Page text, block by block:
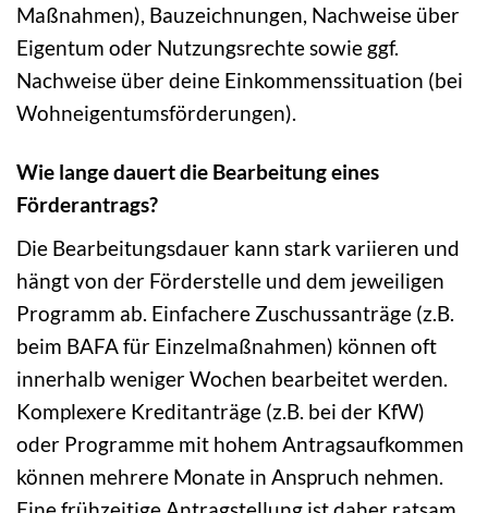
Maßnahmen), Bauzeichnungen, Nachweise über
Eigentum oder Nutzungsrechte sowie ggf.
Nachweise über deine Einkommenssituation (bei
Wohneigentumsförderungen).
Wie lange dauert die Bearbeitung eines
Förderantrags?
Die Bearbeitungsdauer kann stark variieren und
hängt von der Förderstelle und dem jeweiligen
Programm ab. Einfachere Zuschussanträge (z.B.
beim BAFA für Einzelmaßnahmen) können oft
innerhalb weniger Wochen bearbeitet werden.
Komplexere Kreditanträge (z.B. bei der KfW)
oder Programme mit hohem Antragsaufkommen
können mehrere Monate in Anspruch nehmen.